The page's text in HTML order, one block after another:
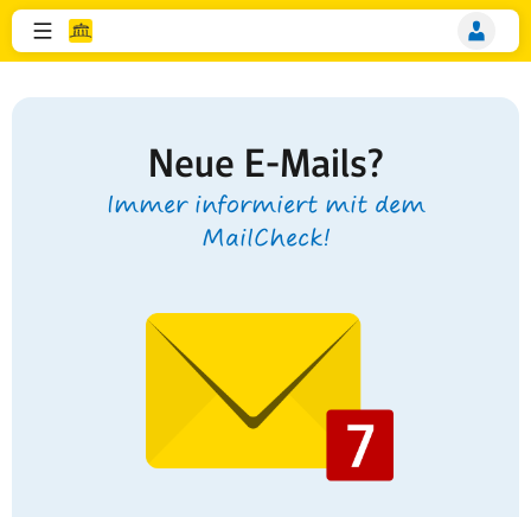
Neue E-Mails?
Immer informiert mit dem
MailCheck!